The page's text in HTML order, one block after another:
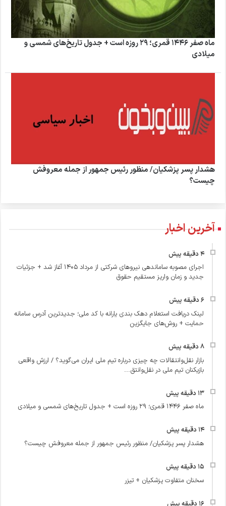
ماه صفر ۱۴۴۶ قمری؛ ۲۹ روزه است + جدول تاریخ‌های شمسی و
میلادی
هشدار پسر پزشکیان/ منظور رئیس جمهور از جمله معروفش
چیست؟
آخرین اخبار
اجرای مصوبه ساماندهی نیروهای شرکتی از مرداد ۱۴۰۵ آغاز شد + جزئیات
جدید و زمان واریز مستقیم حقوق
لینک دریافت استعلام دهک بندی یارانه با کد ملی؛ جدیدترین آدرس سامانه
حمایت + روش‌های جایگزین
بازار نقل‌وانتقالات چه چیزی درباره تیم ملی ایران می‌گوید؟ / ارزش واقعی
بازیکنان تیم ملی در نقل‌وانتق...
ماه صفر ۱۴۴۶ قمری؛ ۲۹ روزه است + جدول تاریخ‌های شمسی و میلادی
هشدار پسر پزشکیان/ منظور رئیس جمهور از جمله معروفش چیست؟
سخنان متفاوت پزشکیان + تیزر